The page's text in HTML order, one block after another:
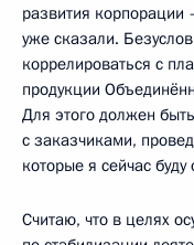
развития
уже сказали.
коррелироваться с
продукции
Для этого должен
с заказчиками,
которые я сейчас
Считаю, что в целях